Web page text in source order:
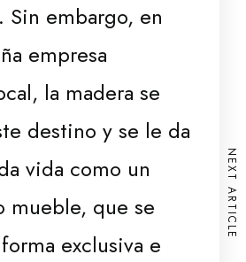
Sin embargo, en
empresa
la madera se
destino y se le da
vida como un
mueble, que se
exclusiva e
NEXT ARTICLE